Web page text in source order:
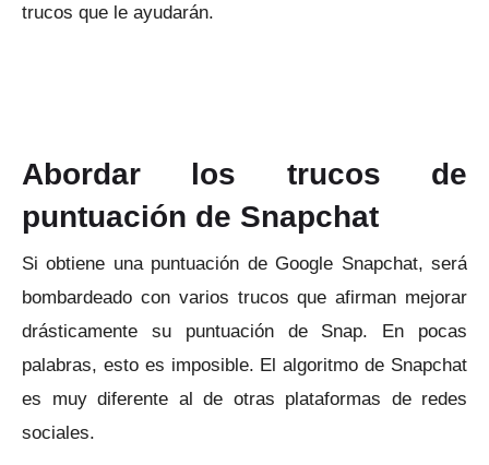
trucos que le ayudarán.
Abordar los trucos de
puntuación de Snapchat
Si obtiene una puntuación de Google Snapchat, será
bombardeado con varios trucos que afirman mejorar
drásticamente su puntuación de Snap. En pocas
palabras, esto es imposible. El algoritmo de Snapchat
es muy diferente al de otras plataformas de redes
sociales.